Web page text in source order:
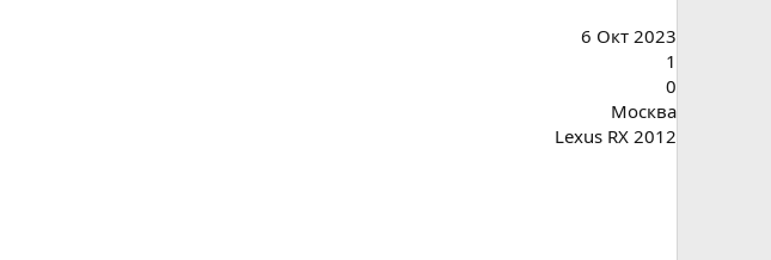
6 Окт 2023
1
0
Москва
Lexus RX 2012